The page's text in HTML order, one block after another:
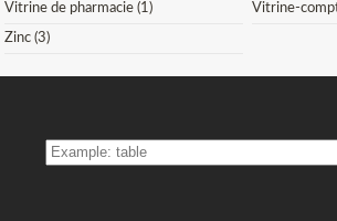
Vitrine de pharmacie (1) Vitrine-
Zinc (3)
SEARCH